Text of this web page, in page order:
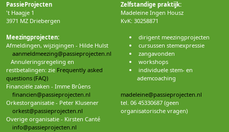
PassieProjecten
't Haagje 1
3971 MZ Driebergen
Meezingprojecten:
Afmeldingen, wijzigingen - Hilde Hulst
aanmeldmeezing@passieprojecten.nl
Annuleringsregeling en
restbetalingen: zie Frequently asked
questions (FAQ)
Financiële zaken - Imme Brûens
financien@passieprojecten.nl
Orkestorganisatie - Peter Klusener
orkest@passieprojecten.nl
Overige organisatie - Kirsten Canté
info@passieprojecten.nl
Zelfstandige praktijk:
Madeleine Ingen Housz
KvK: 30258871
dirigent meezingprojecten
cursussen stemexpressie
zangavonden
workshops
individuele stem- en
ademcoaching
madeleine@passieprojecten.nl
tel. 06 45330687 (geen
organisatorische vragen)